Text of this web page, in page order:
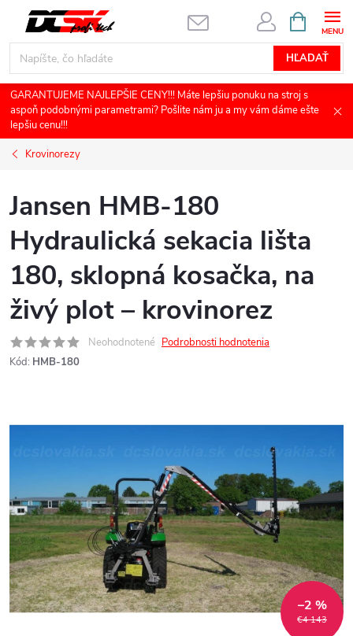
obsah
HĽADAŤ
KOŠÍK
GARANTUJEME NAJLEPŠIE CENY!!! Máte lepšiu ponuku na stroj s
aspoň podobnými parametrami? Pošlite nám ju a my vám dáme ešte
lepšiu cenu!!!
Krovinorezy
Jansen HMB-180
Hydraulická sekacia lišta
180, sklopná kosačka, na
živý plot – krovinorez
Neohodnotené Podrobnosti hodnotenia
Kód: HMB-180
€4 143
–2 %